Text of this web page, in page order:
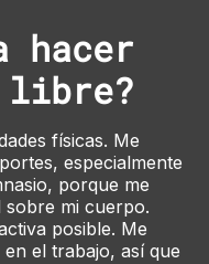
hacer
libre?
físicas. Me
especialmente
porque me
mi cuerpo.
posible. Me
el trabajo, así que